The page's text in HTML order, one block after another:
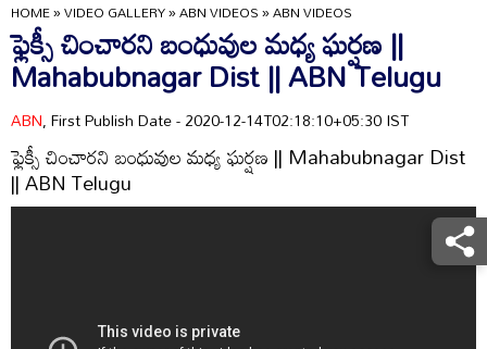
HOME»VIDEO GALLERY»ABN VIDEOS»ABN VIDEOS
ఫ్లెక్సీ చించారని బంధువుల మధ్య ఘర్షణ ||
Mahabubnagar Dist || ABN Telugu
ABN, First Publish Date - 2020-12-14T02:18:10+05:30 IST
ఫ్లెక్సీ చించారని బంధువుల మధ్య ఘర్షణ || Mahabubnagar Dist
|| ABN Telugu